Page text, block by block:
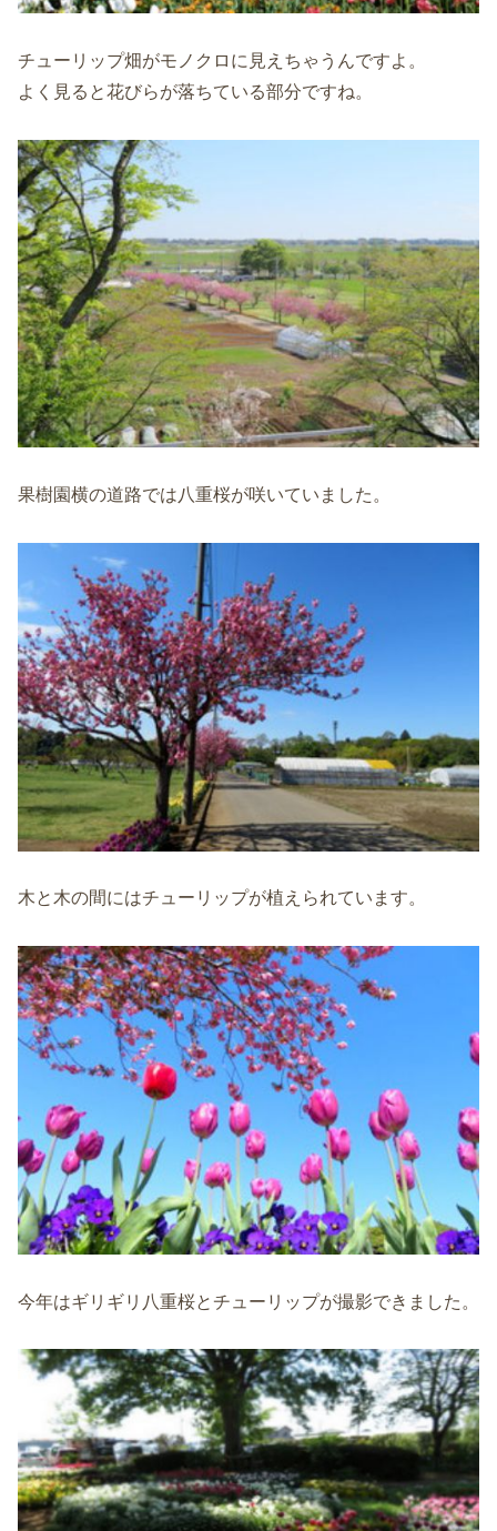
チューリップ畑がモノクロに見えちゃうんですよ。
よく見ると花びらが落ちている部分ですね。
果樹園横の道路では八重桜が咲いていました。
木と木の間にはチューリップが植えられています。
今年はギリギリ八重桜とチューリップが撮影できました。